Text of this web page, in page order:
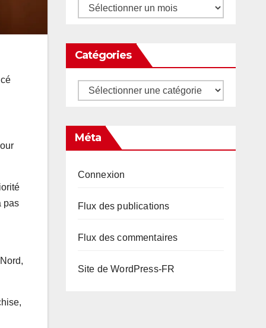
pas
Archives
Catégories
Catégories
Méta
Connexion
Flux des publications
Flux des commentaires
Site de WordPress-FR